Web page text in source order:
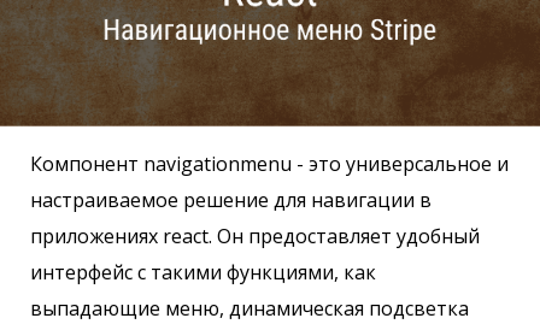
Компонент navigationmenu - это универсальное и
настраиваемое решение для навигации в
приложениях react. Он предоставляет удобный
интерфейс с такими функциями, как
выпадающие меню, динамическая подсветка